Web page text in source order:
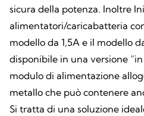
sicura della potenza. Inoltre
alimentatori/caricabatteria
modello da 1,5A e il modello
disponibile in una versione
modulo di alimentazione
metallo che può contenere
Si tratta di una soluzione